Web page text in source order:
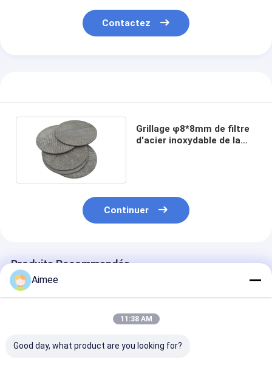
Contactez
Grillage φ8*8mm de filtre
d'acier inoxydable de la
Continuer
Produits Recommandés
Aimee
11:38 AM
Good day, what product are you looking for?